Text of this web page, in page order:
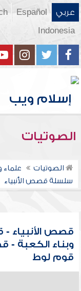
عربي Español
Indonesia
الصوتيات
الصوتيات علماء
سلسلة قصص الأنبياء
قصص الأنبياء
وبناء الكعبة
قوم لوط